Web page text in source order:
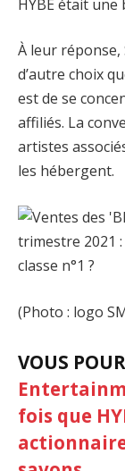
HYBE était une
À leur réponse,
d’autre choix
est de se
affiliés. La
artistes
les hébergent.
(Photo : logo
VOUS
fois que
actionnaire